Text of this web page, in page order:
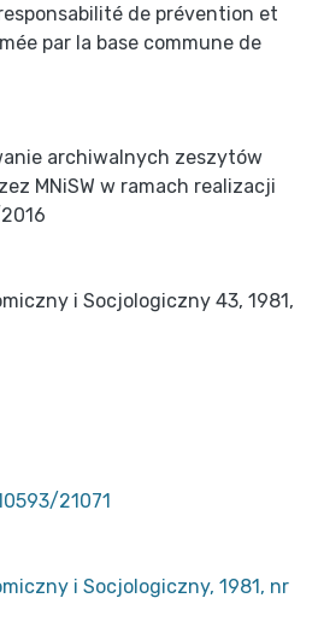
de prévention et
par la base commune de
archiwalnych zeszytów
MNiSW w ramach realizacji
i Socjologiczny 43, 1981,
21071
i Socjologiczny, 1981, nr